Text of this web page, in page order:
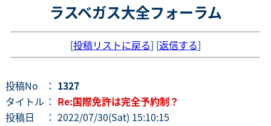
ラスベガス大全フォーラム
[投稿リストに戻る] [返信する]
投稿No ： 1327
タイトル ： Re:国際免許は完全予約制？
投稿日
： 2022/07/30(Sat) 15:10:15